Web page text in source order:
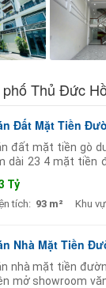
Thủ Đức
Đất Mặt Tiền
đất mặt tiền gò
dài 23 4 mặt tiền
Tỷ
tích: 93 m² Khu
Nhà Mặt Tiền
nhà mặt tiền
mở showroom